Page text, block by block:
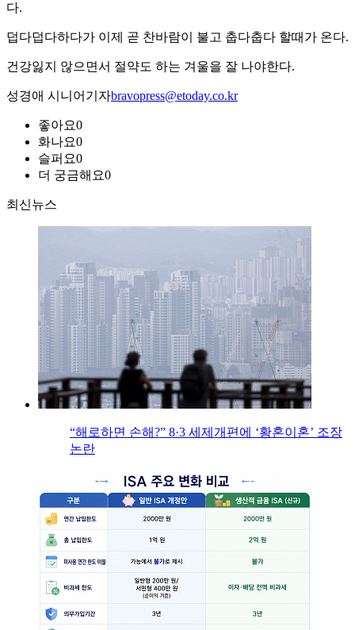
다.
덥다덥다하다가 이제 곧 찬바람이 불고 춥다춥다 할때가 온다.
건강잃지 않으면서 절약도 하는 겨울을 잘 나야한다.
성경애 시니어기자bravopress@etoday.co.kr
좋아요0
화나요0
슬퍼요0
더 궁금해요0
최신뉴스
“해로하면 손해?” 8·3 세제개편에 ‘황혼이혼’ 조장
논란